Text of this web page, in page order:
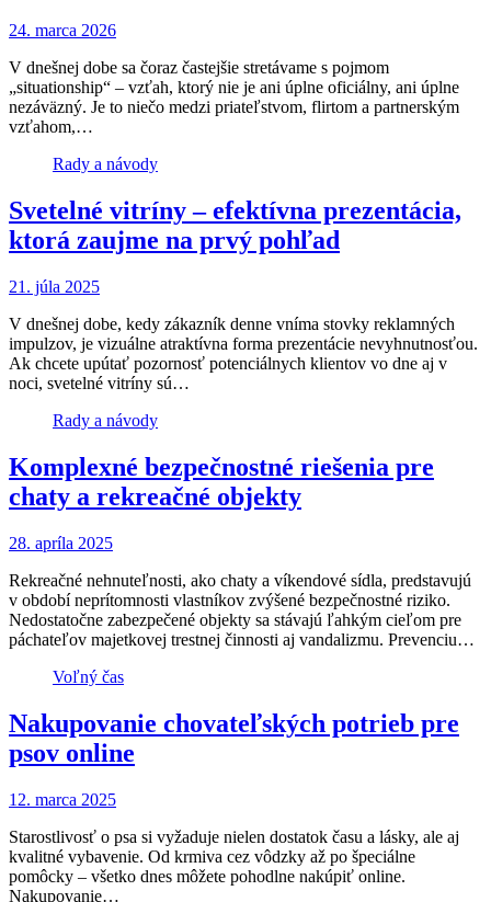
24. marca 2026
V dnešnej dobe sa čoraz častejšie stretávame s pojmom
„situationship“ – vzťah, ktorý nie je ani úplne oficiálny, ani úplne
nezáväzný. Je to niečo medzi priateľstvom, flirtom a partnerským
vzťahom,…
Rady a návody
Svetelné vitríny – efektívna prezentácia,
ktorá zaujme na prvý pohľad
21. júla 2025
V dnešnej dobe, kedy zákazník denne vníma stovky reklamných
impulzov, je vizuálne atraktívna forma prezentácie nevyhnutnosťou.
Ak chcete upútať pozornosť potenciálnych klientov vo dne aj v
noci, svetelné vitríny sú…
Rady a návody
Komplexné bezpečnostné riešenia pre
chaty a rekreačné objekty
28. apríla 2025
Rekreačné nehnuteľnosti, ako chaty a víkendové sídla, predstavujú
v období neprítomnosti vlastníkov zvýšené bezpečnostné riziko.
Nedostatočne zabezpečené objekty sa stávajú ľahkým cieľom pre
páchateľov majetkovej trestnej činnosti aj vandalizmu. Prevenciu…
Voľný čas
Nakupovanie chovateľských potrieb pre
psov online
12. marca 2025
Starostlivosť o psa si vyžaduje nielen dostatok času a lásky, ale aj
kvalitné vybavenie. Od krmiva cez vôdzky až po špeciálne
pomôcky – všetko dnes môžete pohodlne nakúpiť online.
Nakupovanie…